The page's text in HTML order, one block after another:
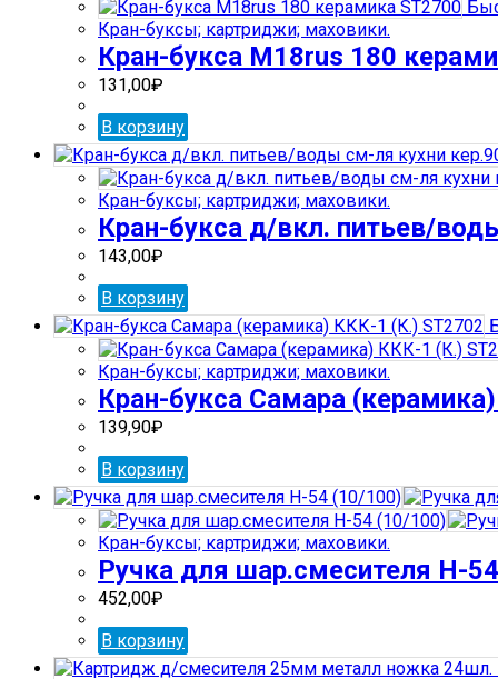
Кран-буксы; картриджи; маховики.
Кран-букса М18rus 180
131,00₽
В корзину
Кран-буксы; картриджи; маховики.
Кран-букса д/вкл. питьев/
143,00₽
В корзину
Кран-буксы; картриджи; маховики.
Кран-букса Самара
139,90₽
В корзину
Кран-буксы; картриджи; маховики.
Ручка для шар.смесителя H-
452,00₽
В корзину